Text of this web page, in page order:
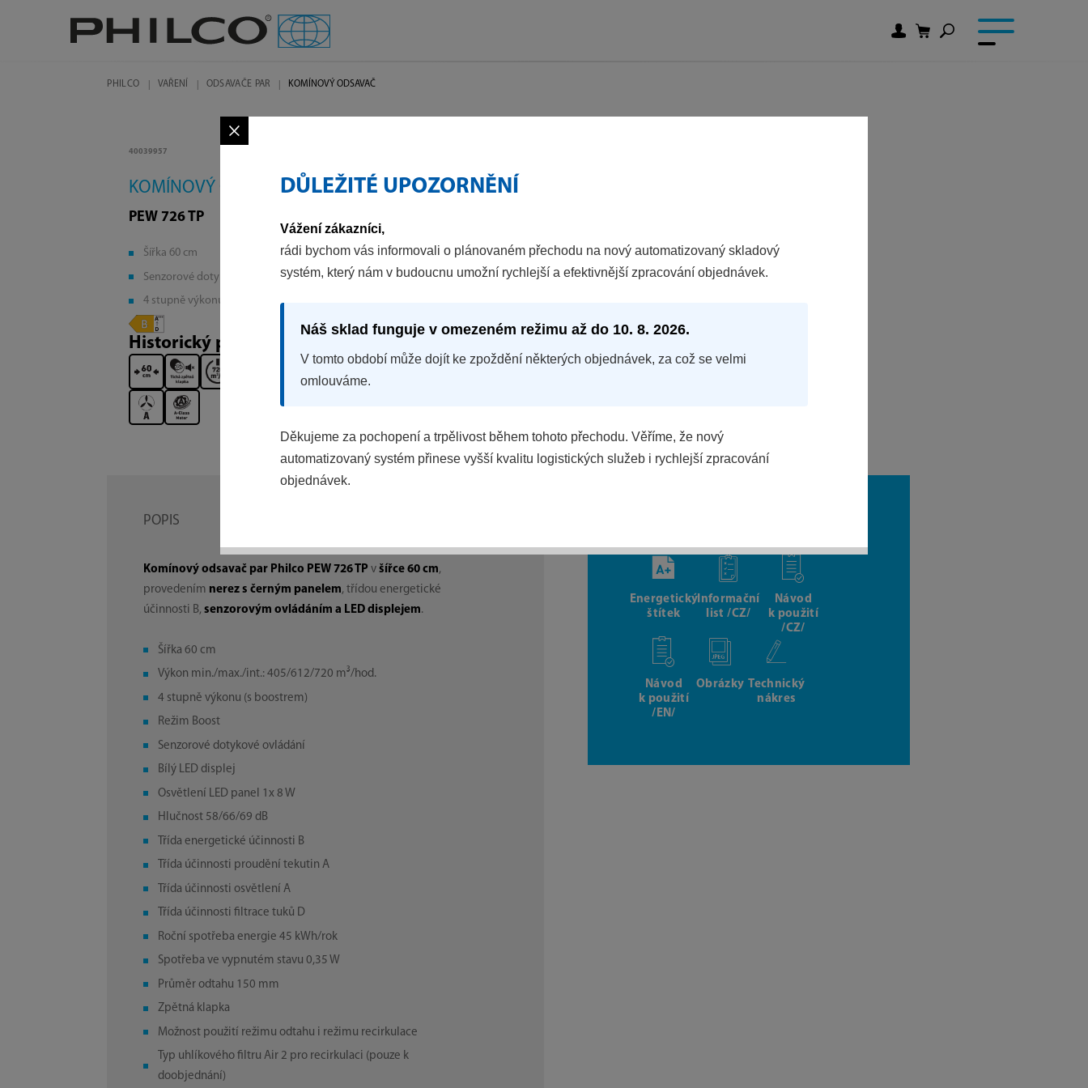
PHILCO VAŘENÍ ODSAVAČE PAR KOMÍNOVÝ ODSAVAČ
40039957
KOMÍNOVÝ ODSAVAČ
PEW 726 TP
Šířka 60 cm
Senzorové dotykové ovládání
4 stupně výkonu
Historický produkt
POPIS
Komínový odsavač par Philco PEW 726 TP všířce 60 cm,
provedením nerez s černým panelem, třídou energetické
účinnosti B,senzorovým ovládáním a LED displejem.
Šířka 60 cm
Výkon min./max./int.: 405/612/720 m³/hod.
4 stupně výkonu (s boostrem)
Režim Boost
Senzorové dotykové ovládání
Bílý LED displej
Osvětlení LED panel 1x 8 W
Hlučnost 58/66/69 dB
Třída energetické účinnosti B
Třída účinnosti proudění tekutin A
Třída účinnosti osvětlení A
Třída účinnosti filtrace tuků D
Roční spotřeba energie 45 kWh/rok
Spotřeba ve vypnutém stavu 0,35 W
Průměr odtahu 150 mm
Zpětná klapka
Možnost použití režimu odtahu i režimu recirkulace
Typ uhlíkového filtru Air 2 pro recirkulaci (pouze k
doobjednání)
Energetický
štítek
Informační
list /CZ/
Návod
k použití
/CZ/
Návod
k použití
/EN/
Obrázky Technický
nákres
×
DŮLEŽITÉ UPOZORNĚNÍ
Vážení zákazníci,
rádi bychom vás informovali o plánovaném přechodu na nový automatizovaný skladový
systém, který nám v budoucnu umožní rychlejší a efektivnější zpracování objednávek.
Náš sklad funguje v omezeném režimu až do 10. 8. 2026.
V tomto období může dojít ke zpoždění některých objednávek, za což se velmi
omlouváme.
Děkujeme za pochopení a trpělivost během tohoto přechodu. Věříme, že nový
automatizovaný systém přinese vyšší kvalitu logistických služeb i rychlejší zpracování
objednávek.